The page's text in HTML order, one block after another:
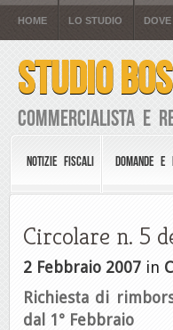
HOME LO STUDIO
STUDIO
Commercialista e
NOTIZIE FISCALI DOMANDE E
Circolare n. 5
2 Febbraio 2007 in
Richiesta di
dal 1° Febbraio